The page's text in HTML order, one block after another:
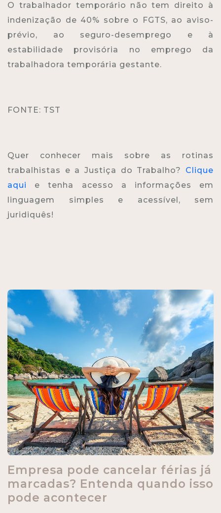
O trabalhador temporário não tem direito à
indenização de 40% sobre o FGTS, ao aviso-
prévio, ao seguro-desemprego e à
estabilidade provisória no emprego da
trabalhadora temporária gestante.
FONTE: TST
Quer conhecer mais sobre as rotinas
trabalhistas e a Justiça do Trabalho? Clique
aqui
e tenha acesso a informações em
linguagem simples e acessível, sem
juridiquês!
Empresa pode cancelar férias já
marcadas? Entenda quando isso
pode acontecer